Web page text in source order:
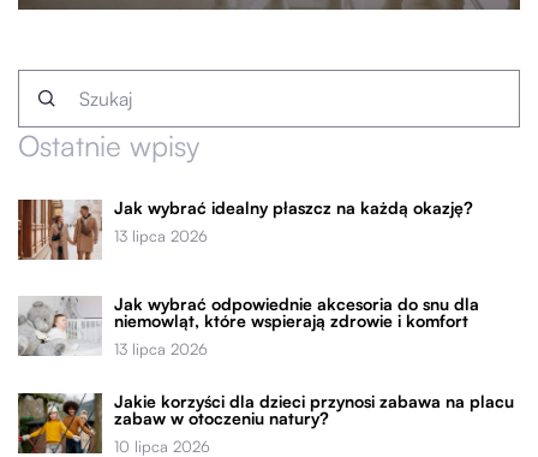
Ostatnie wpisy
Jak wybrać idealny płaszcz na każdą okazję?
13 lipca 2026
Jak wybrać odpowiednie akcesoria do snu dla
niemowląt, które wspierają zdrowie i komfort
13 lipca 2026
Jakie korzyści dla dzieci przynosi zabawa na placu
zabaw w otoczeniu natury?
10 lipca 2026